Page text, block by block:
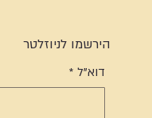
הירשמו לניוזלטר
דוא"ל *